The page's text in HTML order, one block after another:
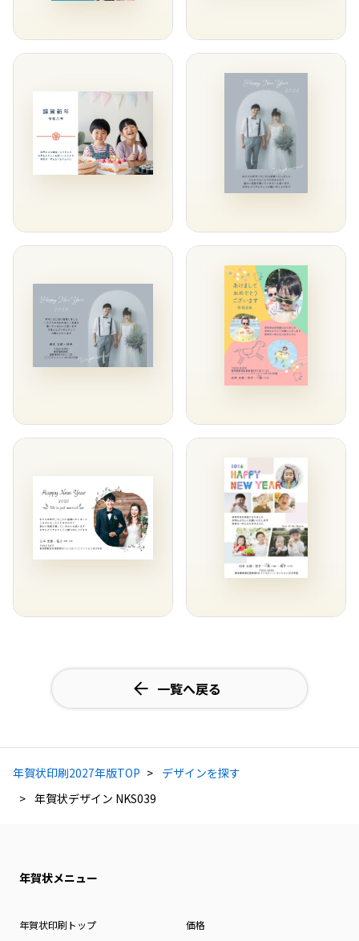
一覧へ戻る
年賀状印刷2027年版TOP
デザインを探す
年賀状デザイン NKS039
年賀状メニュー
年賀状印刷トップ 価格